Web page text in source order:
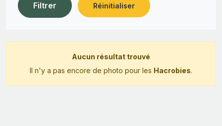
Filtrer Réinitialiser
Aucun résultat trouvé
Il n'y a pas encore de photo pour les Hacrobies.